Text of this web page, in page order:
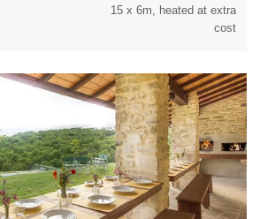
15 x 6m, heated at extra
cost